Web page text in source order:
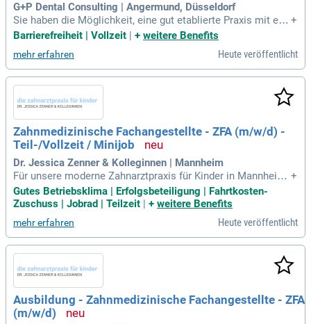
G+P Dental Consulting | Angermund, Düsseldorf
Sie haben die Möglichkeit, eine gut etablierte Praxis mit ein
em treuen Patientenstamm zu übernehmen bzw. einzusteige
+
Barrierefreiheit | Vollzeit | + weitere Benefits
mehr erfahren Heute veröffentlicht
Zahnmedizinische Fachangestellte - ZFA (m/w/d) -
Teil-/Vollzeit / Minijob
Dr. Jessica Zenner & Kolleginnen | Mannheim
Für unsere moderne Zahnarztpraxis für Kinder in Mannheim
suchen wir eine engagierte und erfahrene Zahnmedizinische
Fachangestellte; ZFA (m/w/d) in Voll- oder Teilzeit (2-3 ganz
+
Gutes Betriebsklima | Erfolgsbeteiligung | Fahrtkosten-
Zuschuss | Jobrad | Teilzeit
+ weitere Benefits
mehr erfahren Heute veröffentlicht
Ausbildung - Zahnmedizinische Fachangestellte - ZFA
(m/w/d)